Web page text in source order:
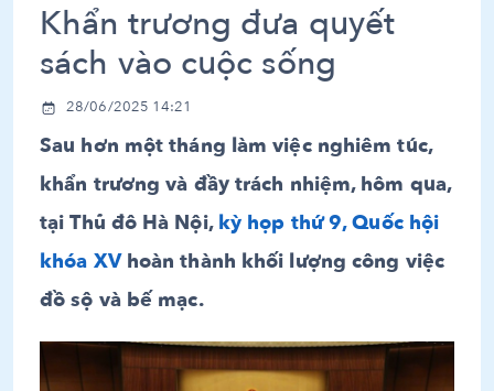
Khẩn trương đưa quyết
sách vào cuộc sống
28/06/2025 14:21
Sau hơn một tháng làm việc nghiêm túc,
khẩn trương và đầy trách nhiệm, hôm qua,
tại Thủ đô Hà Nội, kỳ họp thứ 9, Quốc hội
khóa XVhoàn thành khối lượng công việc
đồ sộ và bế mạc.